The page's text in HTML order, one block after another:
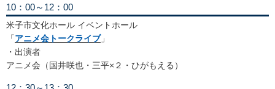
10：00～12：00
米子市文化ホール イベントホール
「アニメ会トークライブ」
・出演者
アニメ会（国井咲也・三平×２・ひがもえる）